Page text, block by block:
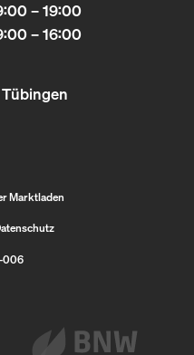
– 19:00
– 16:00
Marktladen
006